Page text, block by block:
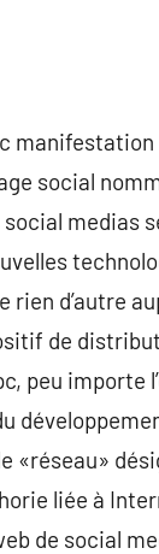
social
medias
d’autre
de
peu importe
«réseau»
liée à
de social